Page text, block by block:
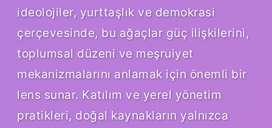
ideolojiler, yurttaşlık ve demokrasi
çerçevesinde, bu ağaçlar güç ilişkilerini,
toplumsal düzeni ve meşruiyet
mekanizmalarını anlamak için önemli bir
lens sunar. Katılım ve yerel yönetim
pratikleri, doğal kaynakların yalnızca